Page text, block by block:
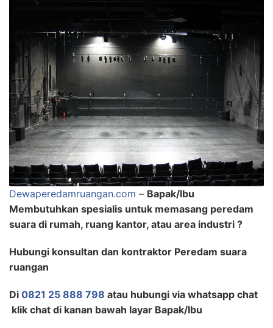
Dewaperedamruangan.com – Bapak/Ibu
Membutuhkan spesialis untuk memasang peredam
suara di rumah, ruang kantor, atau area industri ?
Hubungi konsultan dan kontraktor Peredam suara
ruangan
Di 0821 25 888 798 atau hubungi via whatsapp chat
klik chat di kanan bawah layar Bapak/Ibu